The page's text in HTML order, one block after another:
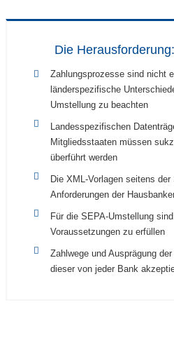
Die
Zahlungsprozesse sind nicht
länderspezifische
Umstellung zu beachten
Landesspezifischen
Mitgliedsstaaten müssen
überführt werden
Die XML-Vorlagen seitens
Anforderungen der
Für die SEPA-Umstellung
Voraussetzungen zu erfüllen
Zahlwege und Ausprägung
dieser von jeder Bank